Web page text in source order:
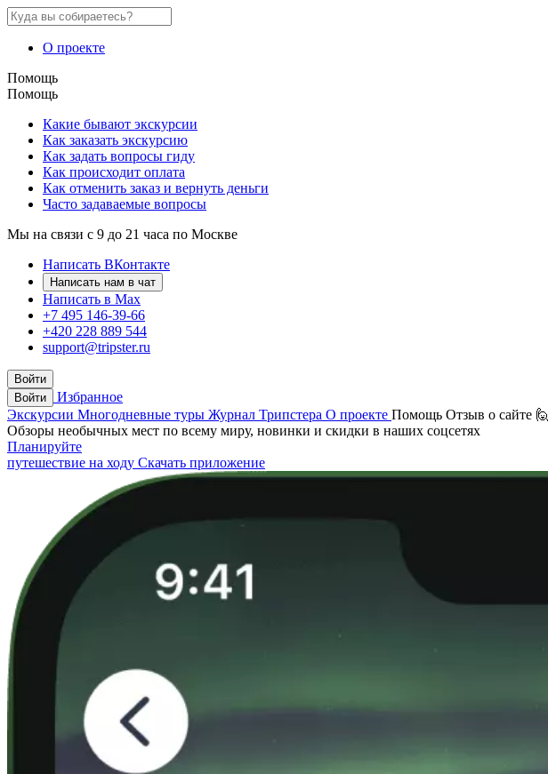
О проекте
Помощь
Помощь
Какие бывают экскурсии
Как заказать экскурсию
Как задать вопросы гиду
Как происходит оплата
Как отменить заказ и вернуть деньги
Часто задаваемые вопросы
Мы на связи с 9 до 21 часа по Москве
Написать ВКонтакте
Написать нам в чат
Написать в Max
+7 495 146-39-66
+420 228 889 544
support@tripster.ru
Войти
Войти
Избранное
Экскурсии Многодневные туры Журнал Трипстера О проекте Помощь Отзыв о сайте 🙋
Обзоры необычных мест по всему миру, новинки и скидки в наших соцсетях
Планируйте
путешествие на ходу Скачать приложение